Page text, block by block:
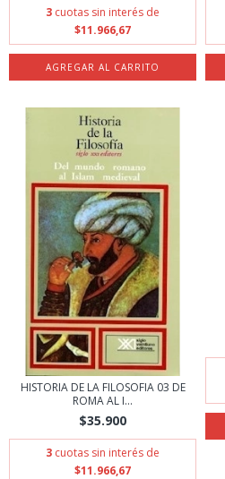
3 cuotas sin interés de
$11.966,67
HISTORIA DE LA FILOSOFIA 03 DE
ROMA AL I...
$35.900
3 cuotas sin interés de
$11.966,67